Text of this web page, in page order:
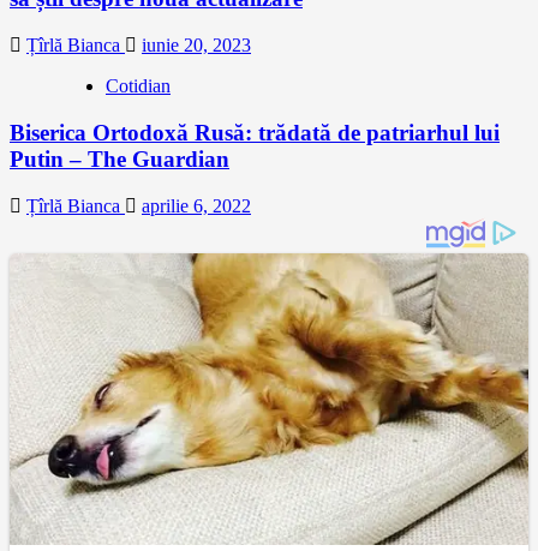
Țîrlă Bianca
iunie 20, 2023
Cotidian
Biserica Ortodoxă Rusă: trădată de patriarhul lui
Putin – The Guardian
Țîrlă Bianca aprilie 6, 2022